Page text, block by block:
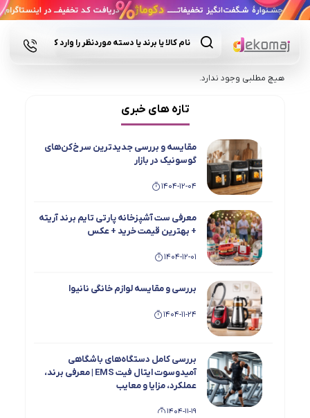
search
هیچ مطلبی وجود ندارد.
تازه های خبری
مقایسه و بررسی جدیدترین سرخ‌کن‌های
گوسونیک در بازار
1404-12-04
معرفی ست آشپزخانه پارتی تایم برند آریته
+ بهترین قیمت خرید + عکس
1404-12-01
بررسی و مقایسه لوازم خانگی نانیوا
1404-11-24
بررسی کامل دستگاه‌های باشگاهی
آمیدوسوت ایتال فیت EMS | معرفی برند،
عملکرد، مزایا و معایب
1404-11-19